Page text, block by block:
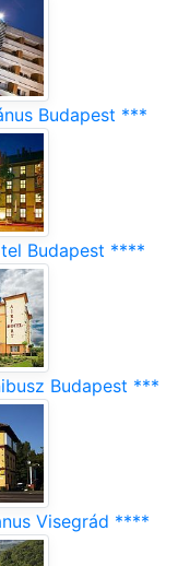
Budapest ***
Budapest ****
Budapest ***
Visegrád ****